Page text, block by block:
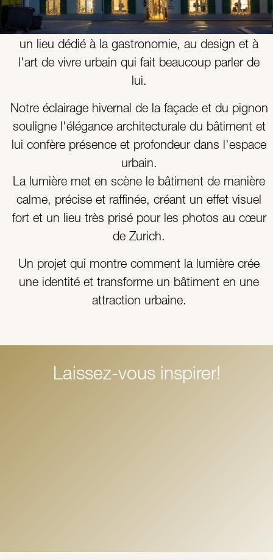
La Mews House est l'une des premières
maisons conceptuelles de ce type en Suisse –
un lieu dédié à la gastronomie, au design et à
l'art de vivre urbain qui fait beaucoup parler de
lui.
Notre éclairage hivernal de la façade et du pignon
souligne l'élégance architecturale du bâtiment et
lui confère présence et profondeur dans l'espace
urbain.
La lumière met en scène le bâtiment de manière
calme, précise et raffinée, créant un effet visuel
fort et un lieu très prisé pour les photos au cœur
de Zurich.
Un projet qui montre comment la lumière crée
une identité et transforme un bâtiment en une
attraction urbaine.
Laissez-vous inspirer!